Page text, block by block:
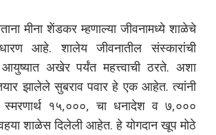
मीना शेंडकर म्हणाल्या जीवनामध्ये शाळेचे
आहे. शालेय जीवनातील संस्कारांची
अखेर पर्यंत महत्त्वाची ठरते. अशा
झालेले सुबराव पवार हे एक आहेत. त्यांनी
१५,०००, चा धनादेश व ७,०००
शाळेस दिलेली आहेत. हे योगदान खूप मोठे